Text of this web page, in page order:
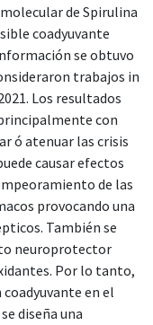
de Spirulina
coadyuvante
se obtuvo
trabajos in
Los resultados
con
ó atenuar las crisis
causar efectos
de las
provocando una
También se
neuroprotector
Por lo tanto,
en el
diseña una